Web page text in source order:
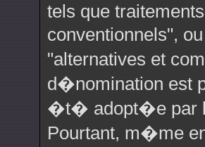
tels que
conventionnels",
"alternatives et
d�nomination est
�t� adopt�e par
Pourtant, m�me